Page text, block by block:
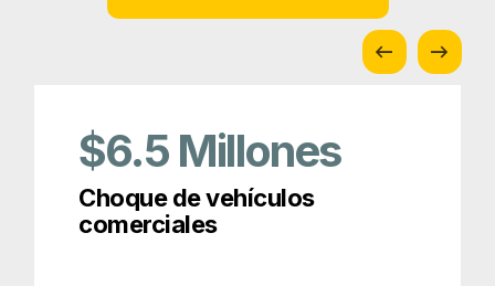
Premios y afiliaciones